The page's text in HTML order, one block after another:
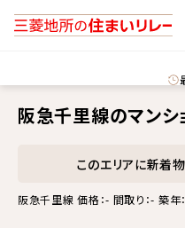
阪急千里線のマン
このエリアに新着